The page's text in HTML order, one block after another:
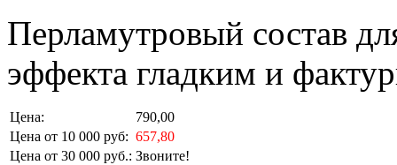
Перламутровый состав
эффекта гладким и
Цена:
790,00
Цена от 10 000 руб: 657,80
Цена от 30 000 руб.: Звоните!